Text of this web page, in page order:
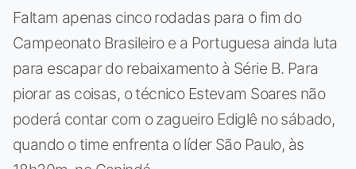
Faltam apenas cinco rodadas para o fim do
Campeonato Brasileiro e a Portuguesa ainda luta
para escapar do rebaixamento à Série B. Para
piorar as coisas, o técnico Estevam Soares não
poderá contar com o zagueiro Ediglê no sábado,
quando o time enfrenta o líder São Paulo, às